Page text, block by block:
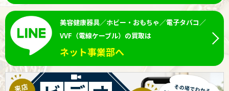
美容健康器具／ホビー・おもちゃ／電子タバコ／
VVF（電線ケーブル）の買取は
ネット事業部へ